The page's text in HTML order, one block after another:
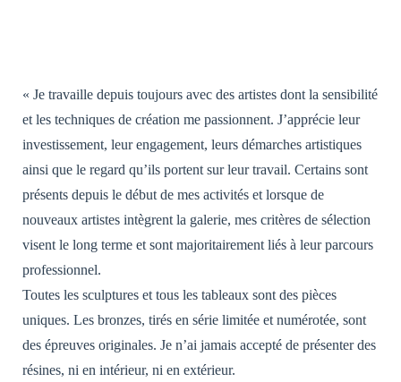
« Je travaille depuis toujours avec des artistes dont la sensibilité
et les techniques de création me passionnent. J’apprécie leur
investissement, leur engagement, leurs démarches artistiques
ainsi que le regard qu’ils portent sur leur travail. Certains sont
présents depuis le début de mes activités et lorsque de
nouveaux artistes intègrent la galerie, mes critères de sélection
visent le long terme et sont majoritairement liés à leur parcours
professionnel.
Toutes les sculptures et tous les tableaux sont des pièces
uniques. Les bronzes, tirés en série limitée et numérotée, sont
des épreuves originales. Je n’ai jamais accepté de présenter des
résines, ni en intérieur, ni en extérieur.